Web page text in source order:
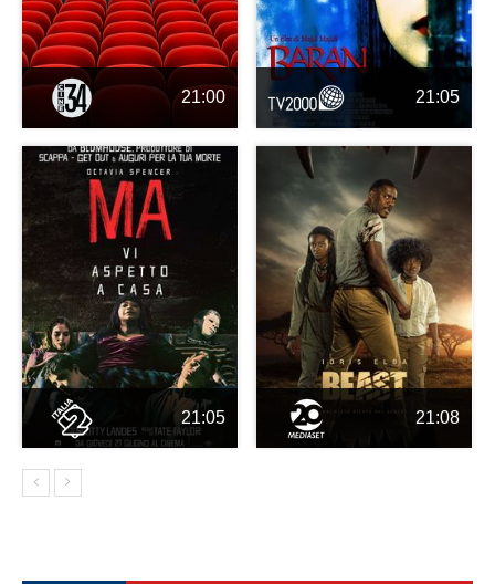
21:00 21:05
21:05 21:08